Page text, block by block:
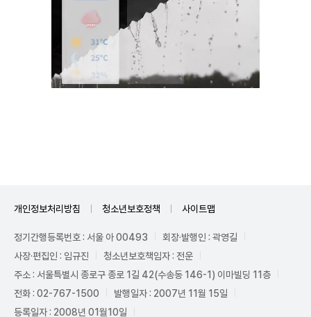
개인정보처리방침 청소년보호정책 사이트맵
정기간행등록번호 : 서울 아 00493
회장·발행인 : 곽영길
사장·편집인 : 임규진
청소년보호책임자 : 전운
주소 : 서울특별시 종로구 종로 1길 42(수송동 146-1) 이마빌딩 11층
전화 : 02-767-1500
발행일자 : 2007년 11월 15일
등록일자 : 2008년 01월10일